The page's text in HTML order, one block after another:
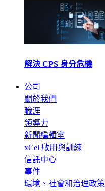
解決 CPS 身分危機
公司
關於我們
職涯
領導力
新聞編輯室
xCel 啟用與訓練
信託中心
事件
環境、社會和治理政策